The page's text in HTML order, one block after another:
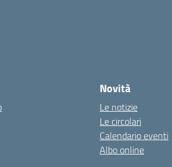
Novità
Le notizie
Le circolari
Calendario eventi
Albo online